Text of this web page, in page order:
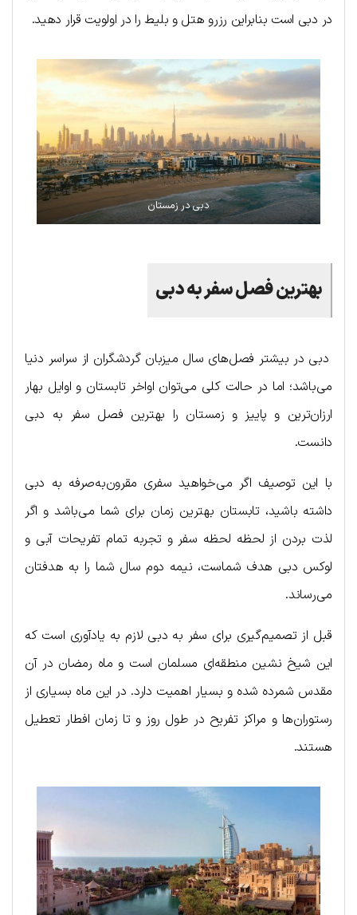
در دبی است بنابراین رزرو هتل و بلیط را در اولویت قرار دهید.
دبی در زمستان
بهترین فصل سفر به دبی
دبی در بیشتر فصل‌های سال میزبان گردشگران از سراسر دنیا
می‌باشد؛ اما در حالت کلی می‌توان اواخر تابستان و اوایل بهار
ارزان‌ترین و پاییز و زمستان را بهترین فصل سفر به دبی
دانست.
با این توصیف اگر می‌خواهید سفری مقرون‌به‌صرفه به دبی
داشته باشید، تابستان بهترین زمان برای شما می‌باشد و اگر
لذت بردن از لحظه لحظه سفر و تجربه تمام تفریحات آبی و
لوکس دبی هدف شماست، نیمه دوم سال شما را به هدفتان
می‌رساند.
قبل از تصمیم‌گیری برای سفر به دبی لازم به یادآوری است که
این شیخ نشین منطقه‌ای مسلمان است و ماه رمضان در آن
مقدس شمرده شده و بسیار اهمیت دارد. در این ماه بسیاری از
رستوران‌ها و مراکز تفریح در طول روز و تا زمان افطار تعطیل
هستند.